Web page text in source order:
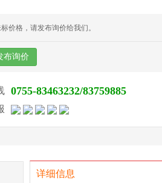
价格，请发布询价给我们。
布询价
0755-83463232/83759885
详细信息